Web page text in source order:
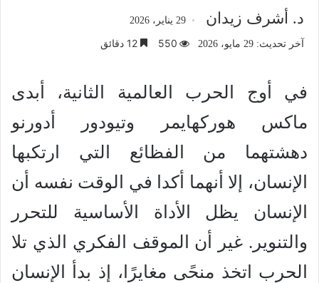
د. أشرف زيدان 29 يناير، 2026
آخر تحديث: 29 مايو، 2026 550
في أوج الحرب العالمية الثانية، أبدى
ماكس هوركهايمر وتيودور أدورنو
دهشتهما من الفظائع التي ارتكبها
الإنسان، إلا أنهما أكدا في الوقت نفسه أن
الإنسان يظل الأداة الأساسية للتحرر
والتنوير. غير أن الموقف الفكري الذي تلا
الحرب اتخذ منحًى مغايرًا، إذ بدأ الإنسان